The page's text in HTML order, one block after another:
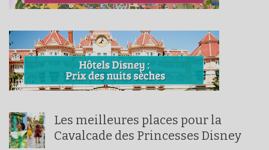
Les meilleures places pour la
Cavalcade des Princesses Disney